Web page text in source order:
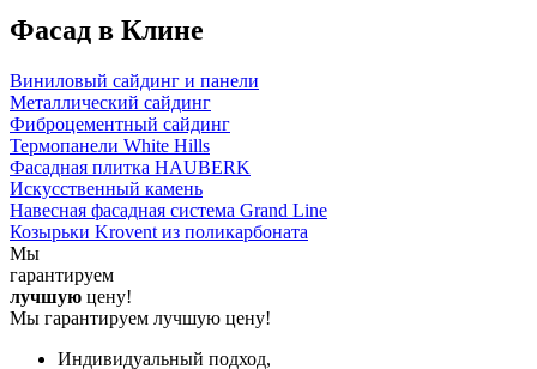
Фасад в Клине
Виниловый сайдинг и панели
Металлический сайдинг
Фиброцементный сайдинг
Термопанели White Hills
Фасадная плитка HAUBERK
Искусственный камень
Навесная фасадная система Grand Line
Козырьки Krovent из поликарбоната
Мы
гарантируем
лучшую цену!
Мы гарантируем лучшую цену!
Индивидуальный подход,